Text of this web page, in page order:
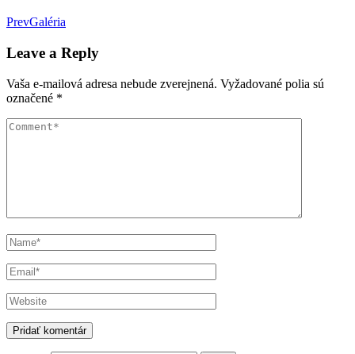
PrevGaléria
Leave a Reply
Vaša e-mailová adresa nebude zverejnená. Vyžadované polia sú
označené *